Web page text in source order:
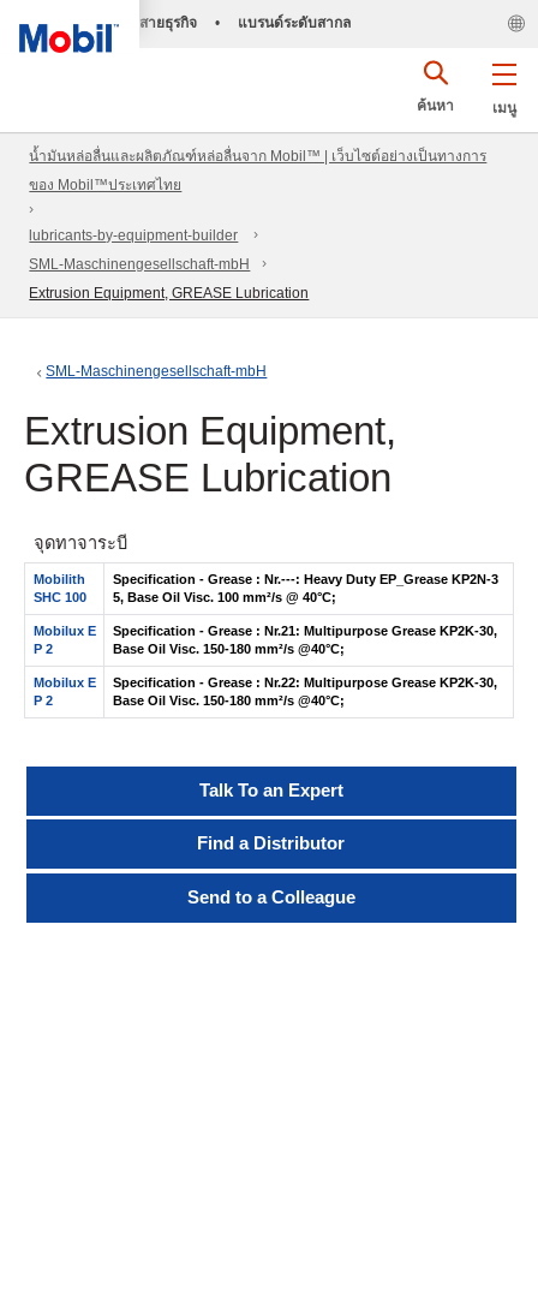
สายธุรกิจ • แบรนด์ระดับสากล
เมนู
ค้นหา
น้ำมันหล่อลื่นและผลิตภัณฑ์หล่อลื่นจาก Mobil™ | เว็บไซต์อย่างเป็นทางการ
ของ Mobil™ประเทศไทย
lubricants-by-equipment-builder
SML-Maschinengesellschaft-mbH
Extrusion Equipment, GREASE Lubrication
SML-Maschinengesellschaft-mbH
Extrusion Equipment,
GREASE Lubrication
จุดทาจาระบี
Mobilith
SHC 100
Specification - Grease : Nr.---: Heavy Duty EP_Grease KP2N-3
5, Base Oil Visc. 100 mm²/s @ 40°C;
Mobilux E
P 2
Specification - Grease : Nr.21: Multipurpose Grease KP2K-30,
Base Oil Visc. 150-180 mm²/s @40°C;
Mobilux E
P 2
Specification - Grease : Nr.22: Multipurpose Grease KP2K-30,
Base Oil Visc. 150-180 mm²/s @40°C;
Talk To an Expert
Find a Distributor
Send to a Colleague